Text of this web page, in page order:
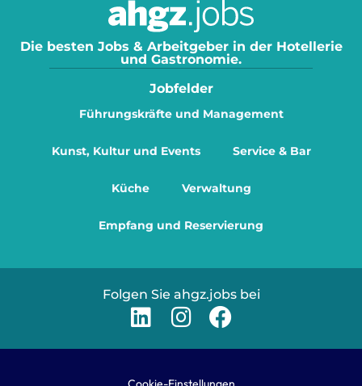
Die besten Jobs & Arbeitgeber in der Hotellerie
und Gastronomie.
Jobfelder
Führungskräfte und Management
Kunst, Kultur und Events Service & Bar
Küche Verwaltung
Empfang und Reservierung
Folgen Sie ahgz.jobs bei